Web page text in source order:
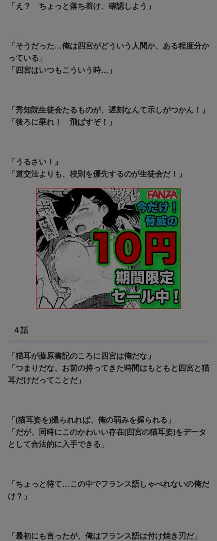
「え？ ちょっと落ち着け、確認しよう」
「そうだった…俺は四宮がどういう人間か、ある程度分か
っている」
「四宮はいつもこういう時…」
「秀知院生徒会たるものが、遅刻なんて示しがつかん！」
「後ろに乗れ！ 飛ばすぞ！」
「うるさい！」
「道交法よりも、校則を優先するのが生徒会だ！」
４話
「猫耳が藤原書記のころに四宮は俺だな」
「つまりだな、お前の持ってきた時間はもともと四宮と猫
耳だけだってことだ」
「(猫耳姿を)撮られれば、俺の弱みを握られる」
「だが、同時にこのかわいい存在(四宮の猫耳姿)をデータ
として合法的に入手できる」
「ちょっと待て…この中でフランス語しゃべれないの俺だ
け？」
「最初にも言ったが、俺はフランス語は付け焼き刃だ」